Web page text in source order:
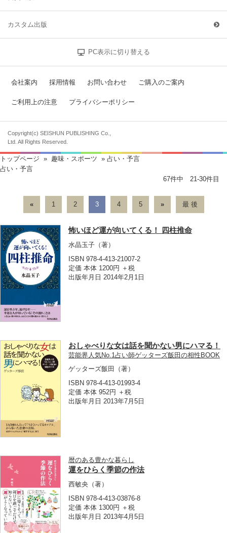
カスタム出版
PC表示に切り替える
会社案内 採用情報 お問い合わせ ご購入のご案内
ご利用上の注意 プライバシーポリシー
Copyright(c) SEISHUN PUBLISHING Co.,
Ltd. All Rights Reserved.
トップページ » 趣味・スポーツ » 占い・予言
占い・予言
67件中 21-30件目
« 1 2 3 4 5 » 最 後
怖いほど運が向いてくる！ 四柱推命
水晶玉子 （著）
ISBN 978-4-413-21007-2
定価 本体 1200円 ＋税
出版年月日 2014年2月1日
おしゃべりな女は話を聞かない男にハマる！
芸能界人気No.1占い師ゲッターズ飯田の相性BOOK
ゲッターズ飯田
（著）
ISBN 978-4-413-01993-4
定価 本体 952円 ＋税
出版年月日 2013年7月5日
暦のある豊かな暮らし
運をひらく季節の作法
西敏央 （著）
ISBN 978-4-413-03876-8
定価 本体 1300円 ＋税
出版年月日 2013年4月5日